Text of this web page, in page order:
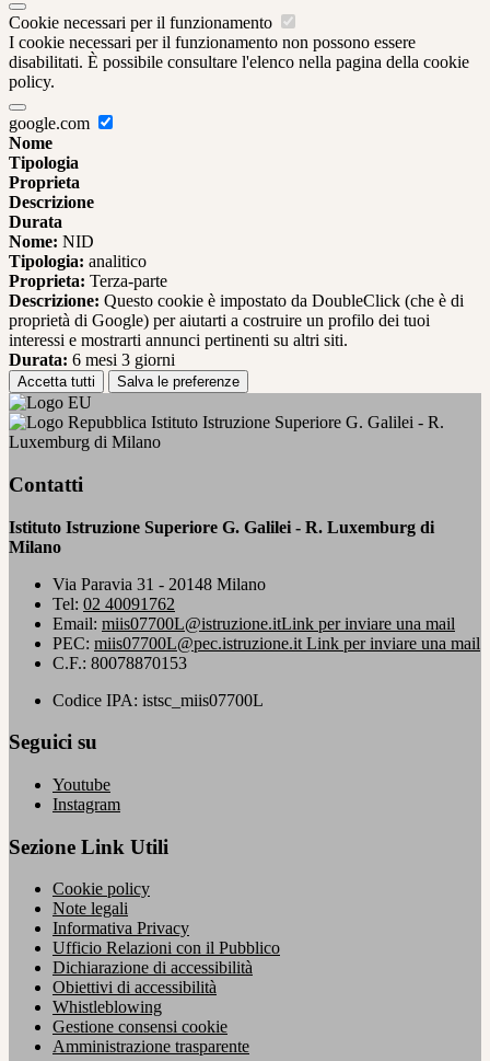
Cookie necessari per il funzionamento
I cookie necessari per il funzionamento non possono essere
disabilitati. È possibile consultare l'elenco nella pagina della cookie
policy.
google.com
Nome
Tipologia
Proprieta
Descrizione
Durata
Nome: NID
Tipologia: analitico
Proprieta: Terza-parte
Descrizione: Questo cookie è impostato da DoubleClick (che è di
proprietà di Google) per aiutarti a costruire un profilo dei tuoi
interessi e mostrarti annunci pertinenti su altri siti.
Durata: 6 mesi 3 giorni
Accetta tutti Salva le preferenze
Istituto Istruzione Superiore G. Galilei - R.
Luxemburg di Milano
Contatti
Istituto Istruzione Superiore G. Galilei - R. Luxemburg di
Milano
Via Paravia 31 - 20148 Milano
Tel: 02 40091762
Email: miis07700L@istruzione.itLink per inviare una mail
PEC: miis07700L@pec.istruzione.it Link per inviare una mail
C.F.: 80078870153
Codice IPA: istsc_miis07700L
Seguici su
Youtube
Instagram
Sezione Link Utili
Cookie policy
Note legali
Informativa Privacy
Ufficio Relazioni con il Pubblico
Dichiarazione di accessibilità
Obiettivi di accessibilità
Whistleblowing
Gestione consensi cookie
Amministrazione trasparente